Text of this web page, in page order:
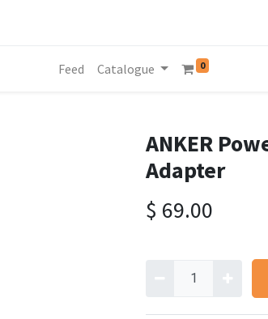
Feed Catalogue 0
ANKER
Adapter
$ 69.00